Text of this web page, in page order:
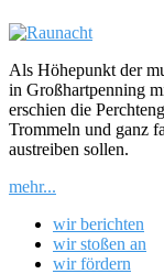
Als Höhepunkt der
in Großhartpenning
erschien die
Trommeln und ganz
austreiben sollen.
mehr...
wir berichten
wir stoßen an
wir fördern